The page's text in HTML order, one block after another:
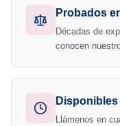
Probados
Décadas de
conocen
Disponibles
Llámenos en